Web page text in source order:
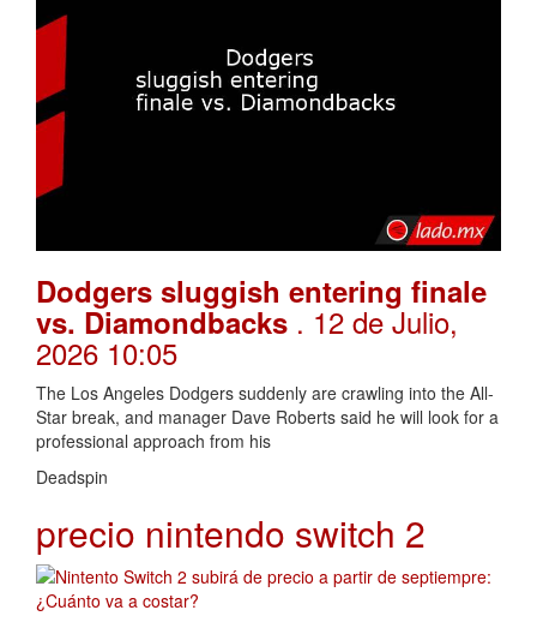
Dodgers sluggish entering finale
vs. Diamondbacks . 12 de Julio,
2026 10:05
The Los Angeles Dodgers suddenly are crawling into the All-
Star break, and manager Dave Roberts said he will look for a
professional approach from his
Deadspin
precio nintendo switch 2